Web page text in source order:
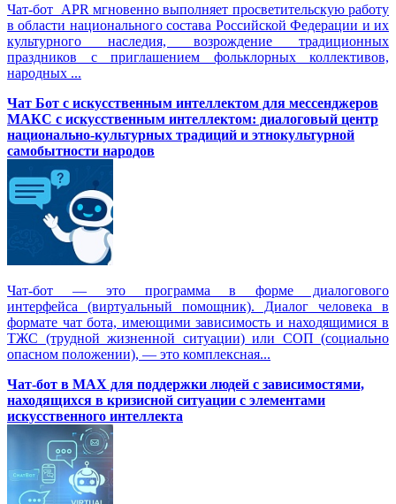
Чат-бот APR мгновенно выполняет просветительскую работу
в области национального состава Российской Федерации и их
культурного наследия, возрождение традиционных
праздников с приглашением фольклорных коллективов,
народных ...
Чат Бот с искусственным интеллектом для мессенджеров
МАКС с искусственным интеллектом: диалоговый центр
национально-культурных традиций и этнокультурной
самобытности народов
Чат-бот — это программа в форме диалогового
интерфейса (виртуальный помощник). Диалог человека в
формате чат бота, имеющими зависимость и находящимися в
ТЖС (трудной жизненной ситуации) или СОП (социально
опасном положении), — это комплексная...
Чат-бот в MAX для поддержки людей с зависимостями,
находящихся в кризисной ситуации с элементами
искусственного интеллекта